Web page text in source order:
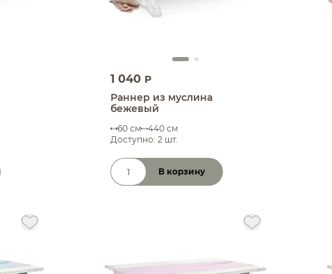
1 040 P
Раннер из муслина
бежевый
60 см
440 см
Доступно: 2 шт.
Количество товара
В корзину